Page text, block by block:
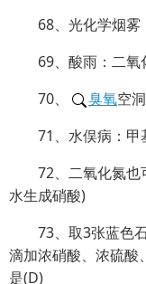
68、光化学烟
69、酸雨：二氧
70、
臭氧空
71、水俣病：甲
72、二氧化氮
水生成硝酸)
73、取3张蓝色
滴加浓硝酸、浓硫酸
是(D)